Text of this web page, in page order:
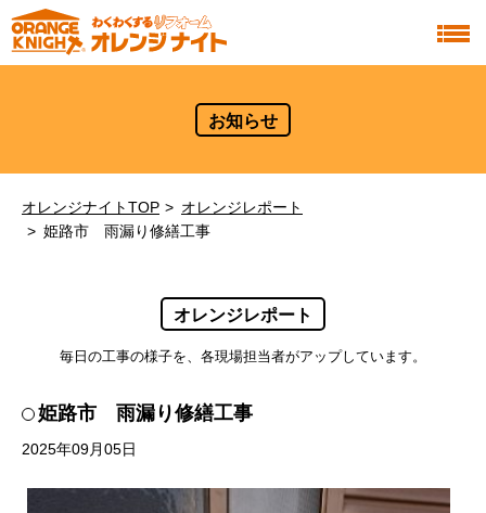
お知らせ
オレンジナイトTOP
オレンジレポート
姫路市 雨漏り修繕工事
オレンジレポート
毎日の工事の様子を、各現場担当者がアップしています。
姫路市 雨漏り修繕工事
2025年09月05日